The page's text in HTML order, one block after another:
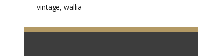
vintage wallia